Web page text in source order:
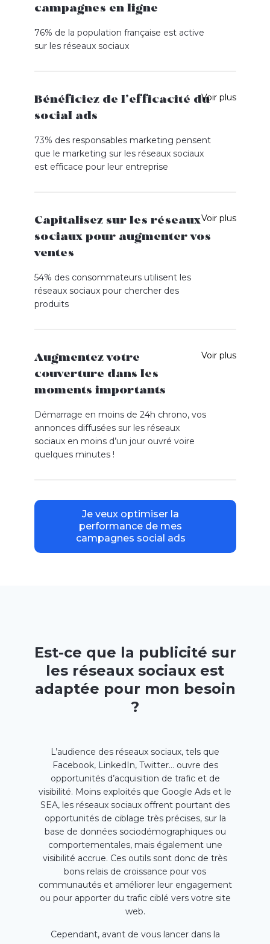
campagnes en ligne
76% de la population française est active
sur les réseaux sociaux
prospects. Promouvoir votre business sur les
réseaux sociaux n’est plus une option !
Bénéficiez de l’efficacité du
social ads
73% des responsables marketing pensent
que le marketing sur les réseaux sociaux
est efficace pour leur entreprise
marketing des entreprises pour promouvoir leur
image ou générer des conversions en ligne.
Voir plus
Capitalisez sur les réseaux
sociaux pour augmenter vos
ventes
54% des consommateurs utilisent les
réseaux sociaux pour chercher des
produits
clients potentiels cherchent de l’informations
sur les produits, ainsi que des avis et
recommandations.
Voir plus
Augmentez votre
couverture dans les
moments importants
Démarrage en moins de 24h chrono, vos
annonces diffusées sur les réseaux
sociaux en moins d’un jour ouvré voire
quelques minutes !
opérations promotionnelles en ligne et valoriser
vos actualités importantes.
Voir plus
Je veux optimiser la
performance de mes
campagnes social ads
Est-ce que la publicité sur
les réseaux sociaux est
adaptée pour mon besoin
?
L’audience des réseaux sociaux, tels que
Facebook, LinkedIn, Twitter… ouvre des
opportunités d’acquisition de trafic et de
visibilité. Moins exploités que Google Ads et le
SEA, les réseaux sociaux offrent pourtant des
opportunités de ciblage très précises, sur la
base de données sociodémographiques ou
comportementales, mais également une
visibilité accrue. Ces outils sont donc de très
bons relais de croissance pour vos
communautés et améliorer leur engagement
ou pour apporter du trafic ciblé vers votre site
web.
Cependant, avant de vous lancer dans la